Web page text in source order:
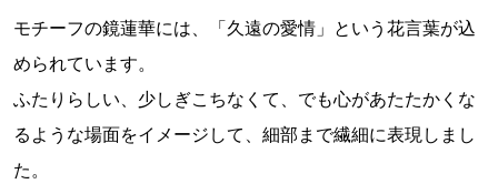
モチーフの鏡蓮華には、「久遠の愛情」という花言葉が込
められています。
ふたりらしい、少しぎこちなくて、でも心があたたかくな
るような場面をイメージして、細部まで繊細に表現しまし
た。